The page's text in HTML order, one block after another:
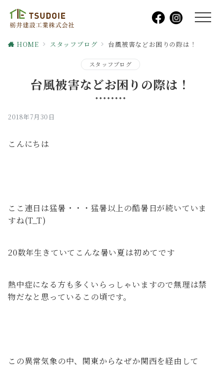
HOME スタッフブログ 台風被害などお困りの際は！
スタッフブログ
台風被害などお困りの際は！
2018年7月30日
こんにちは
ここ連日は猛暑・・・猛暑以上の酷暑日が続いていま
すね(T_T)
20数年生きていてこんな暑い夏は初めてです
熱中症になる方も多くいらっしゃいますので無理は禁
物だなと思っているこの頃です。
この異常気象の中、関東からなぜか関西を経由して